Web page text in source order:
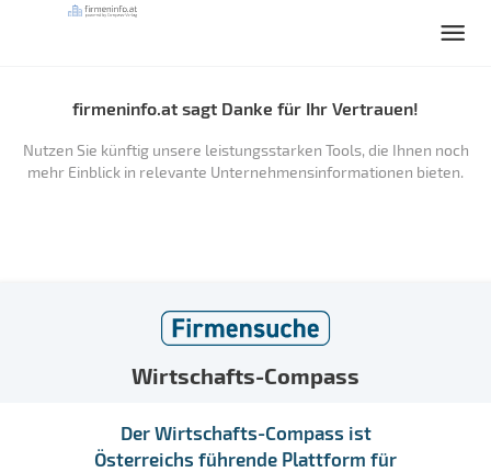
firmeninfo.at sagt Danke für Ihr Vertrauen!
Nutzen Sie künftig unsere leistungsstarken Tools, die Ihnen noch
mehr Einblick in relevante Unternehmensinformationen bieten.
Wirtschafts-Compass
Der Wirtschafts-Compass ist
Österreichs führende Plattform für